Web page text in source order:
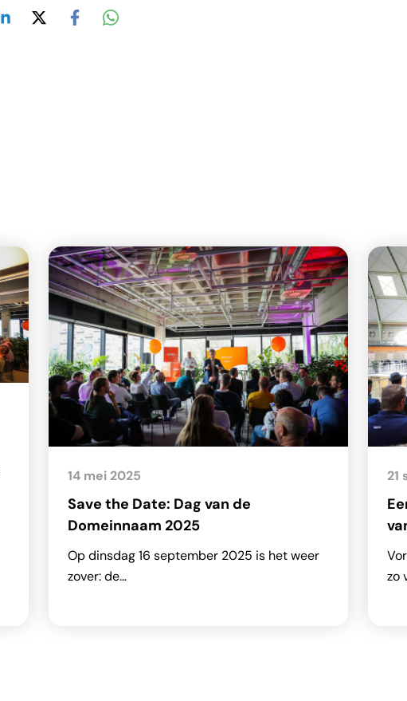
Save the Date: Dag van de
Domeinnaam 2025
14 mei 2025
Op dinsdag 16 september 2025 is het weer
zover: de…
21
zo